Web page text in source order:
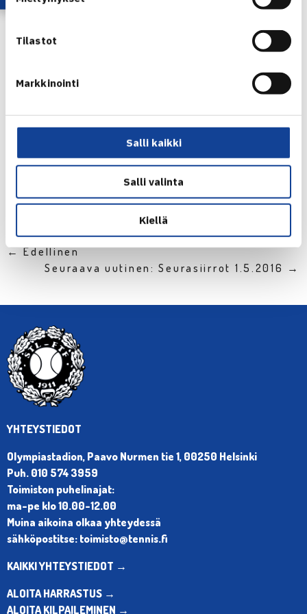
Tilastot
Markkinointi
Salli kaikki
Salli valinta
Kiellä
Tulokset: http://www.atpworldtour.com/en/scores/current
/munich/308/results?matchType=doubles
← Edellinen
Seuraava uutinen: Seurasiirrot 1.5.2016 →
YHTEYSTIEDOT
Olympiastadion, Paavo Nurmen tie 1, 00250 Helsinki
Puh. 010 574 3959
Toimiston puhelinajat:
ma-pe klo 10.00-12.00
Muina aikoina olkaa yhteydessä
sähköpostitse: toimisto@tennis.fi
KAIKKI YHTEYSTIEDOT →
ALOITA HARRASTUS →
ALOITA KILPAILEMINEN →